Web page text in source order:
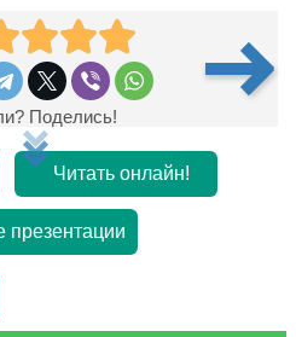
Поделись!
Читать онлайн!
презентации